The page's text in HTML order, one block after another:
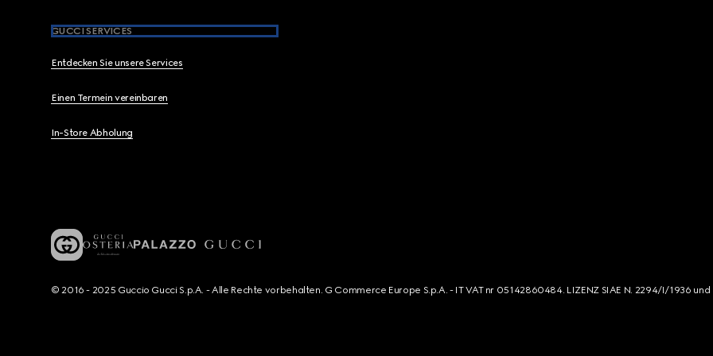
GUCCI SERVICES
Entdecken Sie unsere Services
Einen Termein vereinbaren
In-Store Abholung
© 2016 - 2025 Guccio Gucci S.p.A. - Alle Rechte vorbehalten. G Commerce Europe S.p.A. - IT VAT nr 05142860484. LIZENZ SIAE N. 2294/I/1936